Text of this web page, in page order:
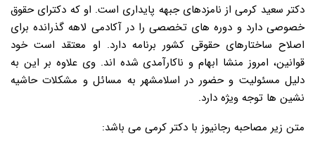
دکتر سعید کرمی از نامزدهای جبهه پایداری است. او که دکترای حقوق
خصوصی دارد و دوره های تخصصی را در آکادمی لاهه گذرانده برای
اصلاح ساختارهای حقوقی کشور برنامه دارد. او معتقد است خود
قوانین، امروز منشا ابهام و ناکارآمدی شده اند. وی علاوه بر این به
دلیل مسئولیت و حضور در اسلامشهر به مسائل و مشکلات حاشیه
نشین ها توجه ویژه دارد.
متن زیر مصاحبه رجانیوز با دکتر کرمی می باشد: